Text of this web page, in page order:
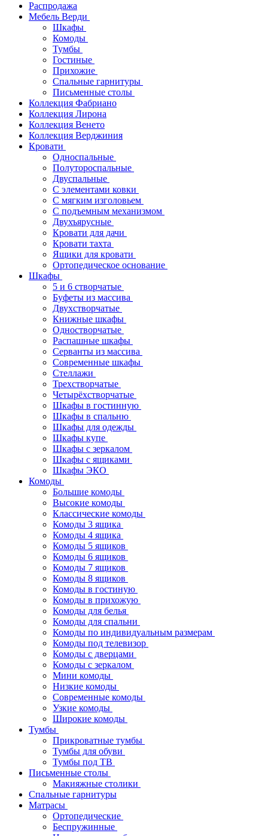
Распродажа
Мебель Верди
Шкафы
Комоды
Тумбы
Гостиные
Прихожие
Спальные гарнитуры
Письменные столы
Коллекция Фабриано
Коллекция Лирона
Коллекция Венето
Коллекция Верджиния
Кровати
Односпальные
Полутороспальные
Двуспальные
С элементами ковки
С мягким изголовьем
С подъемным механизмом
Двухъярусные
Кровати для дачи
Кровати тахта
Ящики для кровати
Ортопедическое основание
Шкафы
5 и 6 створчатые
Буфеты из массива
Двухстворчатые
Книжные шкафы
Одностворчатые
Распашные шкафы
Серванты из массива
Современные шкафы
Стеллажи
Трехстворчатые
Четырёхстворчатые
Шкафы в гостинную
Шкафы в спальню
Шкафы для одежды
Шкафы купе
Шкафы с зеркалом
Шкафы с ящиками
Шкафы ЭКО
Комоды
Большие комоды
Высокие комоды
Классические комоды
Комоды 3 ящика
Комоды 4 ящика
Комоды 5 ящиков
Комоды 6 ящиков
Комоды 7 ящиков
Комоды 8 ящиков
Комоды в гостиную
Комоды в прихожую
Комоды для белья
Комоды для спальни
Комоды по индивидуальным размерам
Комоды под телевизор
Комоды с дверцами
Комоды с зеркалом
Мини комоды
Низкие комоды
Современные комоды
Узкие комоды
Широкие комоды
Тумбы
Прикроватные тумбы
Тумбы для обуви
Тумбы под ТВ
Письменные столы
Макияжные столики
Спальные гарнитуры
Матрасы
Ортопедические
Беспружинные